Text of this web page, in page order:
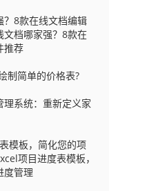
？8款在线文档编辑
文档哪家强？8款在
推荐
制简单的价格表?
理系统：重新定义家
模板，简化您的项
项目进度表模板，
度管理